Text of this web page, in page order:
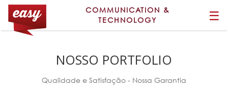
COMMUNICATION &
TECHNOLOGY
☰
NOSSO PORTFOLIO
Qualidade e Satisfação - Nossa Garantia